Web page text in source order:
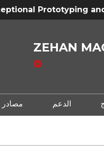
Prototyping
ZEHAN
الدعم مصادر